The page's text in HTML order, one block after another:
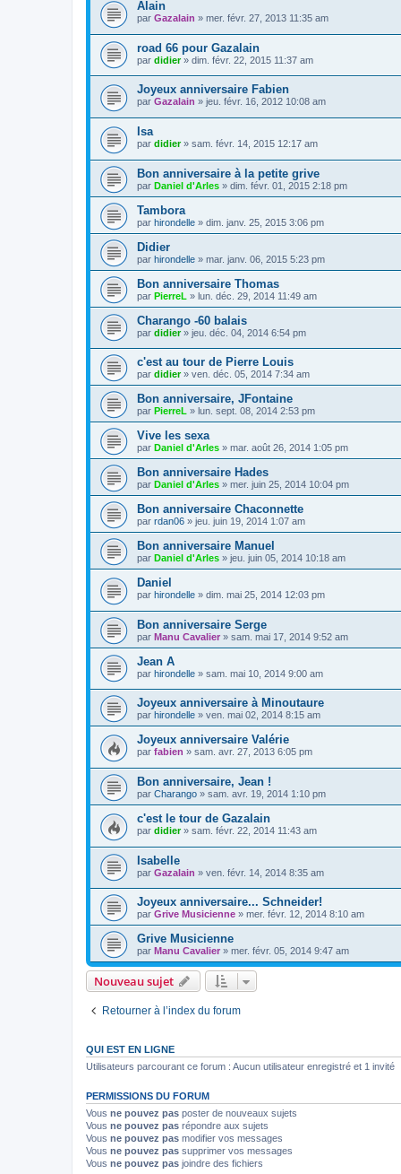
Alain
par Gazalain » mer. févr. 27, 2013 11:35 am
road 66 pour Gazalain
par didier» dim. févr. 22, 2015 11:37 am
Joyeux anniversaire Fabien
par Gazalain » jeu. févr. 16, 2012 10:08 am
Isa
par didier» sam. févr. 14, 2015 12:17 am
Bon anniversaire à la petite grive
par Daniel d'Arles » dim. févr. 01, 2015 2:18 pm
Tambora
par hirondelle » dim. janv. 25, 2015 3:06 pm
Didier
par hirondelle » mar. janv. 06, 2015 5:23 pm
Bon anniversaire Thomas
par PierreL » lun. déc. 29, 2014 11:49 am
Charango -60 balais
par didier» jeu. déc. 04, 2014 6:54 pm
c'est au tour de Pierre Louis
par didier» ven. déc. 05, 2014 7:34 am
Bon anniversaire, JFontaine
par PierreL » lun. sept. 08, 2014 2:53 pm
Vive les sexa
par Daniel d'Arles » mar. août 26, 2014 1:05 pm
Bon anniversaire Hades
par Daniel d'Arles » mer. juin 25, 2014 10:04 pm
Bon anniversaire Chaconnette
par rdan06 » jeu. juin 19, 2014 1:07 am
Bon anniversaire Manuel
par Daniel d'Arles » jeu. juin 05, 2014 10:18 am
Daniel
par hirondelle » dim. mai 25, 2014 12:03 pm
Bon anniversaire Serge
par Manu Cavalier » sam. mai 17, 2014 9:52 am
Jean A
par hirondelle » sam. mai 10, 2014 9:00 am
Joyeux anniversaire à Minoutaure
par hirondelle » ven. mai 02, 2014 8:15 am
Joyeux anniversaire Valérie
par fabien » sam. avr. 27, 2013 6:05 pm
Bon anniversaire, Jean !
par Charango » sam. avr. 19, 2014 1:10 pm
c'est le tour de Gazalain
par didier» sam. févr. 22, 2014 11:43 am
Isabelle
par Gazalain » ven. févr. 14, 2014 8:35 am
Joyeux anniversaire... Schneider!
par Grive Musicienne » mer. févr. 12, 2014 8:10 am
Grive Musicienne
par Manu Cavalier » mer. févr. 05, 2014 9:47 am
Nouveau sujet
Retourner à l’index du forum
QUI EST EN LIGNE
Utilisateurs parcourant ce forum : Aucun utilisateur enregistré et 1 invité
PERMISSIONS DU FORUM
Vous ne pouvez pas poster de nouveaux sujets
Vous ne pouvez pas répondre aux sujets
Vous ne pouvez pas modifier vos messages
Vous ne pouvez pas supprimer vos messages
Vous ne pouvez pas joindre des fichiers